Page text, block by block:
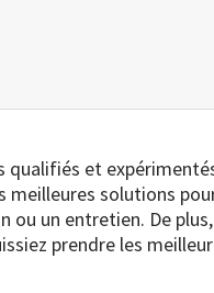
qualifiés et
meilleures solutions
ou un entretien. De
prendre les